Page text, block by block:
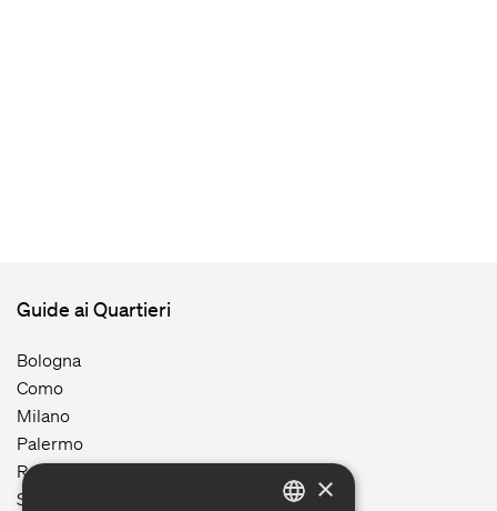
Guide ai Quartieri
Bologna
Como
Milano
Palermo
Roma
Siracusa
×